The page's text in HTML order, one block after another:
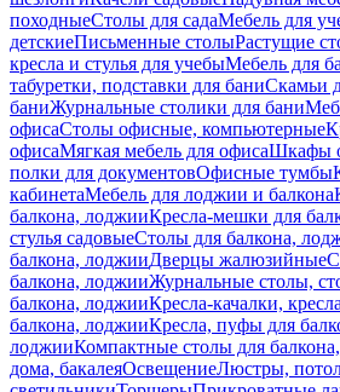
походныеСтолы для садаМебель для
детскиеПисьменные столыРастущие
кресла и стулья для учебыМебель для
табуретки, подставки для баниСкамьи
баниЖурнальные столики для бани
офисаСтолы офисные, компьютерные
офисаМягкая мебель для офисаШкафы
полки для документовОфисные тумбы
кабинетаМебель для лоджии и балкона
балкона, лоджииКресла-мешки для
стулья садовыеСтолы для балкона,
балкона, лоджииДверцы жалюзийные
балкона, лоджииЖурнальные столы,
балкона, лоджииКресла-качалки,
балкона, лоджииКресла, пуфы для
лоджииКомпактные столы для
дома, бакалеяОсвещениеЛюстры,